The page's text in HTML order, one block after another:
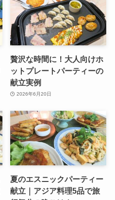
贅沢な時間に！大人向けホ
ットプレートパーティーの
献立実例
2026年6月20日
夏のエスニックパーティー
献立｜アジア料理5品で旅